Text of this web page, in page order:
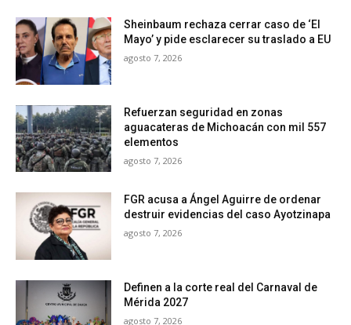
Sheinbaum rechaza cerrar caso de ‘El
Mayo’ y pide esclarecer su traslado a EU
agosto 7, 2026
Refuerzan seguridad en zonas
aguacateras de Michoacán con mil 557
elementos
agosto 7, 2026
FGR acusa a Ángel Aguirre de ordenar
destruir evidencias del caso Ayotzinapa
agosto 7, 2026
Definen a la corte real del Carnaval de
Mérida 2027
agosto 7, 2026